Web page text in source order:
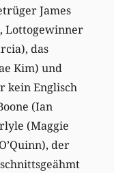
James
Lottogewinner
das
Kim) und
kein Englisch
(Ian
(Maggie
der